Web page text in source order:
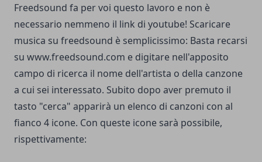
Freedsound fa per voi questo lavoro e non è
necessario nemmeno il link di youtube! Scaricare
musica su freedsound è semplicissimo: Basta recarsi
su www.freedsound.com e digitare nell'apposito
campo di ricerca il nome dell'artista o della canzone
a cui sei interessato. Subito dopo aver premuto il
tasto "cerca" apparirà un elenco di canzoni con al
fianco 4 icone. Con queste icone sarà possibile,
rispettivamente: